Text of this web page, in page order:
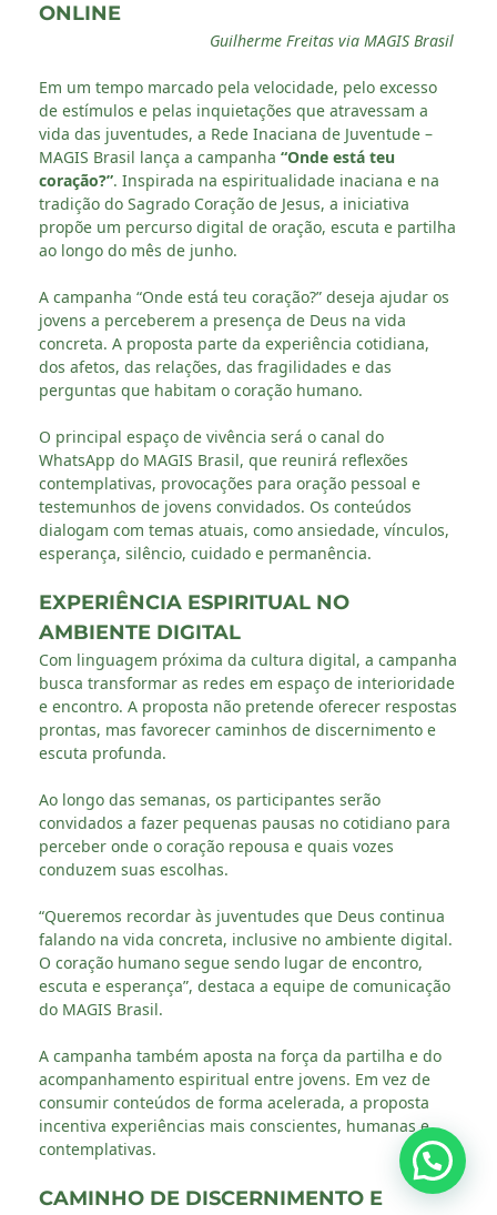
ONLINE
Guilherme Freitas via MAGIS Brasil
Em um tempo marcado pela velocidade, pelo excesso
de estímulos e pelas inquietações que atravessam a
vida das juventudes, a Rede Inaciana de Juventude –
MAGIS Brasil lança a campanha “Onde está teu
coração?”. Inspirada na espiritualidade inaciana e na
tradição do Sagrado Coração de Jesus, a iniciativa
propõe um percurso digital de oração, escuta e partilha
ao longo do mês de junho.
A campanha “Onde está teu coração?” deseja ajudar os
jovens a perceberem a presença de Deus na vida
concreta. A proposta parte da experiência cotidiana,
dos afetos, das relações, das fragilidades e das
perguntas que habitam o coração humano.
O principal espaço de vivência será o canal do
WhatsApp do MAGIS Brasil, que reunirá reflexões
contemplativas, provocações para oração pessoal e
testemunhos de jovens convidados. Os conteúdos
dialogam com temas atuais, como ansiedade, vínculos,
esperança, silêncio, cuidado e permanência.
EXPERIÊNCIA ESPIRITUAL NO
AMBIENTE DIGITAL
Com linguagem próxima da cultura digital, a campanha
busca transformar as redes em espaço de interioridade
e encontro. A proposta não pretende oferecer respostas
prontas, mas favorecer caminhos de discernimento e
escuta profunda.
Ao longo das semanas, os participantes serão
convidados a fazer pequenas pausas no cotidiano para
perceber onde o coração repousa e quais vozes
conduzem suas escolhas.
“Queremos recordar às juventudes que Deus continua
falando na vida concreta, inclusive no ambiente digital.
O coração humano segue sendo lugar de encontro,
escuta e esperança”, destaca a equipe de comunicação
do MAGIS Brasil.
A campanha também aposta na força da partilha e do
acompanhamento espiritual entre jovens. Em vez de
consumir conteúdos de forma acelerada, a proposta
incentiva experiências mais conscientes, humanas e
contemplativas.
CAMINHO DE DISCERNIMENTO E